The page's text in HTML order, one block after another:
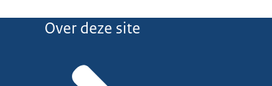
Over deze site